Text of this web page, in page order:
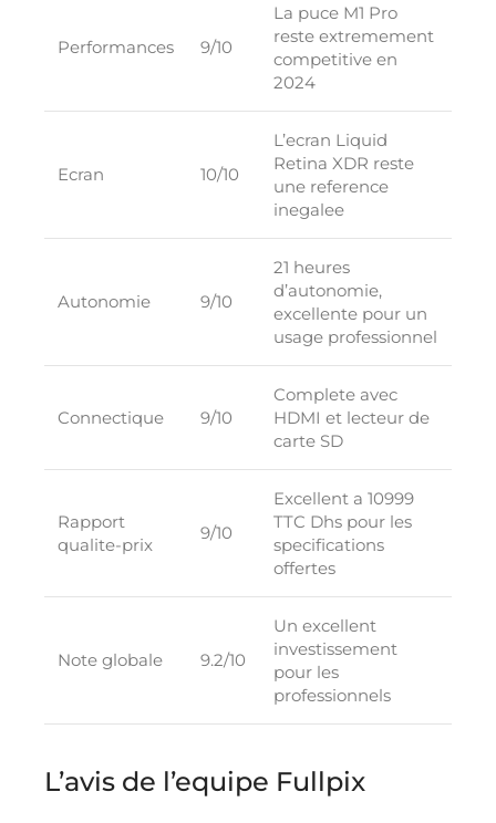
Performances 9/10
La puce M1 Pro
reste extremement
competitive en
2024
Ecran 10/10
L’ecran Liquid
Retina XDR reste
une reference
inegalee
Autonomie 9/10
21 heures
d’autonomie,
excellente pour un
usage professionnel
Connectique 9/10
Complete avec
HDMI et lecteur de
carte SD
Rapport
qualite-prix
9/10
Excellent a 10999
TTC Dhs pour les
specifications
offertes
Note globale 9.2/10
Un excellent
investissement
pour les
professionnels
L’avis de l’equipe Fullpix